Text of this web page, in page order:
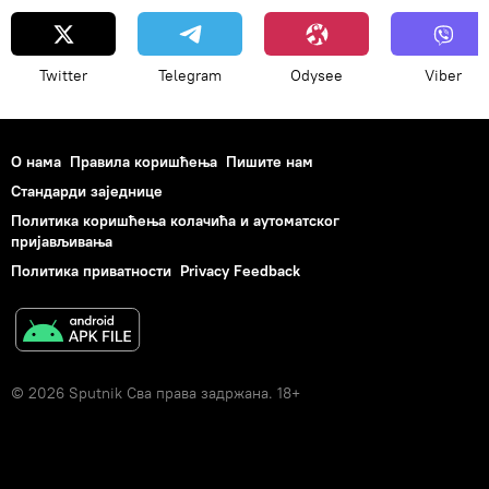
Европска унија (ЕУ)
Европски парламент
Алтернатива за Немачку
избори за Европски парламент у мају 2019
Twitter Telegram Odysee Viber
О нама Правила коришћења Пишите нам
Стандарди заједнице
Политика коришћења колачића и аутоматског
пријављивања
Политика приватности Privacy Feedback
© 2026 Sputnik Сва права задржана. 18+